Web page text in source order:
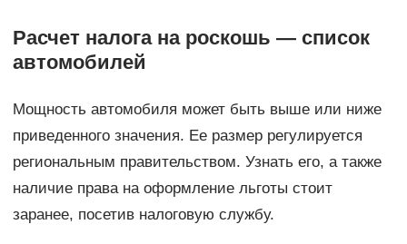
Расчет налога на роскошь — список
автомобилей
Мощность автомобиля может быть выше или ниже
приведенного значения. Ее размер регулируется
региональным правительством. Узнать его, а также
наличие права на оформление льготы стоит
заранее, посетив налоговую службу.